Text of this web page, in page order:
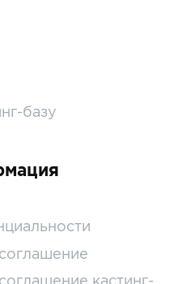
базу
кастинг-